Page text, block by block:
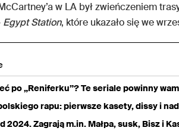
w LA był zwieńczeniem
Egypt Station, które ukazało się we
po „Reniferku”? Te seriale powinny
rapu: pierwsze kasety, dissy i
2024. Zagrają m.in. Małpa, susk, Bisz i